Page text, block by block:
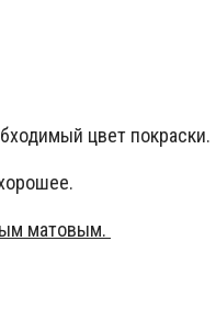
цвет покраски.
матовым.